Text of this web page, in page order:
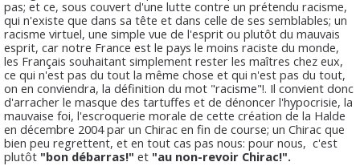
pas; et ce, sous couvert d'une lutte contre un prétendu racisme,
qui n'existe que dans sa tête et dans celle de ses semblables; un
racisme virtuel, une simple vue de l'esprit ou plutôt du mauvais
esprit, car notre France est le pays le moins raciste du monde,
les Français souhaitant simplement rester les maîtres chez eux,
ce qui n'est pas du tout la même chose et qui n'est pas du tout,
on en conviendra, la définition du mot "racisme"!. Il convient donc
d'arracher le masque des tartuffes et de dénoncer l'hypocrisie, la
mauvaise foi, l'escroquerie morale de cette création de la Halde
en décembre 2004 par un Chirac en fin de course; un Chirac que
bien peu regrettent, et en tout cas pas nous: pour nous, c'est
plutôt "bon débarras!" et "au non-revoir Chirac!".